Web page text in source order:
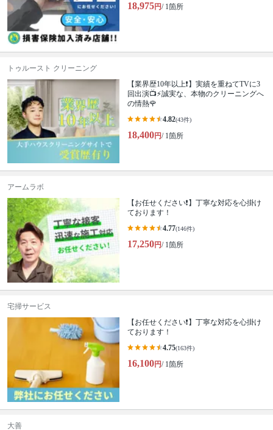
18,975円/ 1箇所
トゥルースト クリーニング
【業界歴10年以上❗️】実績を重ねてTVに3
回出演📺⚡️誠実な、本物のクリーニングへ
の情熱🌹
4.82(43件)
18,400円/ 1箇所
アームラボ
【お任せください❗️】丁寧な対応を心掛け
ております！
4.77(146件)
17,250円/ 1箇所
宅掃サービス
【お任せください❗️】丁寧な対応を心掛け
ております！
4.75(163件)
16,100円/ 1箇所
大善